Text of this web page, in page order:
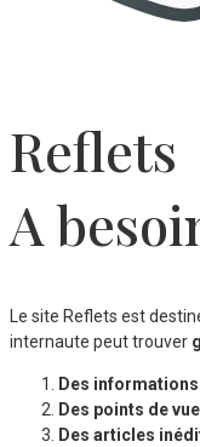
Reflets
A
Le site Reflets est
internaute peut trouver
Des informations
Des points de vue
Des articles